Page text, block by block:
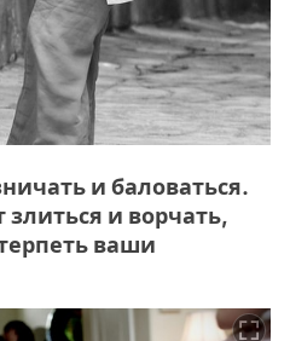
и баловаться.
и ворчать,
ваши